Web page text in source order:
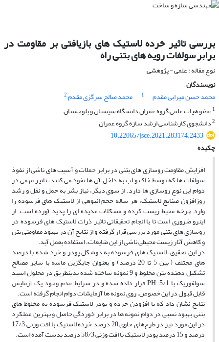
بررسی تاثیر خرده لاستیک های بازیافتی بر مقاومت در
برابر سولفات رویه های بتنی راه
نوع مقاله : علمی - پژوهشی
نویسندگان
محمد حسن میرابی مقدم
1 محمد صالح سرگزی مقدم2
1عضو هیات علمی گروه عمران دانشگاه سیستان و بلوچستان
2دانشجوی کارشناسی ارشد سازه گروه عمران
10.22065/jsce.2021.283174.2433
چکیده
افزایش مقاومت روسازی های بتنی در برابر حملات و آسیب های ناشی از نفوذ
سولفات ها که توسط خاک و اب به داخل آن ها نفوذ می کنند، تاثیر مهمی در
دوام این نوع روسازی ها دارد. از سوی دیگر، نیاز بشر به حمل و نقل و رشد
روزافزون صنایع لاستیک، هر ساله حجم انبوهی از لاستیک های فرسوده را
وارد چرخه محیط زیست کرده و مشکلات عدیده ای را پدید آورده است. از
اینرو ضروری است تا با انجام تحقیقاتی تاثیر ذرات لاستیک های فرسوده در
روسازی های بتنی مورد بررسی قرار گرفته و از نتایج آن در بهبود مقاومتی بتن
و کاهش آثار زیست محیطی ناشی از این ضایعات، استفاده بعمل آید.
در این تحقیق، لاستیک های فرسوده به دوشکل پودر و خرد شده با درصد
های مختلف ( بین 5 تا 20 درصد) و بعنوان جایگزین ماسه با سایر مصالح
تشکیل دهنده بتن مخلوط و 9 نمونه ساخته شده بدینطریق در محلول اسید
سولفوریک با 5/1=PH قرار داده شده و در شرایط عدم وجود یک آزمایش
قابل قبول در این خصوص، روی نمونه ها آزمایشات دوام انجام گرفته است.
نتایج نشان داد که با افزودن خرده و پودر لاستیک فرسوده به مخلوط های
بتنی بهبود نسبی در دوام نمونه ها در برابر خوردگی حاصل و بهترین عملکرد
در این مورد نیز در طرح‌های حاوی 20 درصد خرده لاستیک با افت وزنی 17/3
درصد و 15 درصد پودر لاستیک با افت وزنی 58/3 درصد بدست آمده است.